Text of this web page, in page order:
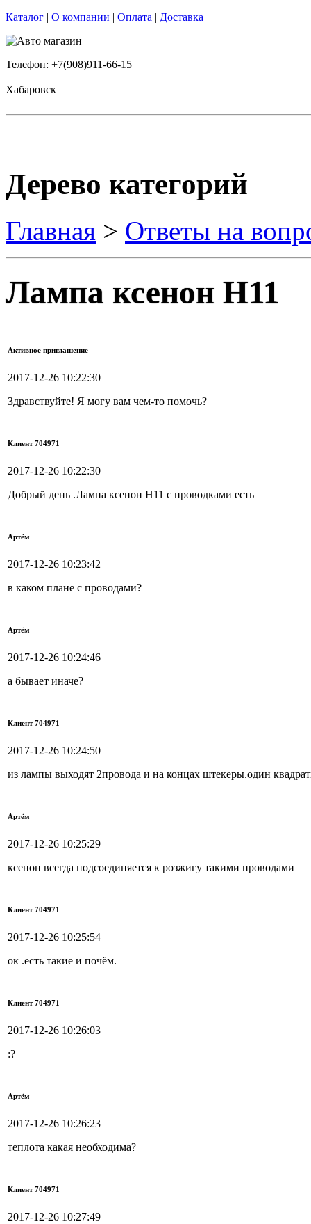
Каталог | О компании | Оплата | Доставка
Телефон: +7(908)911-66-15
Хабаровск
Дерево категорий
Главная > Ответы на
Лампа ксенон Н11
Активное приглашение
2017-12-26 10:22:30
Здравствуйте! Я могу вам чем-то помочь?
Клиент 704971
2017-12-26 10:22:30
Добрый день .Лампа ксенон Н11 с проводками есть
Артём
2017-12-26 10:23:42
в каком плане с проводами?
Артём
2017-12-26 10:24:46
а бывает иначе?
Клиент 704971
2017-12-26 10:24:50
из лампы выходят 2провода и на концах штекеры.один
Артём
2017-12-26 10:25:29
ксенон всегда подсоединяется к розжигу такими проводами
Клиент 704971
2017-12-26 10:25:54
ок .есть такие и почём.
Клиент 704971
2017-12-26 10:26:03
:?
Артём
2017-12-26 10:26:23
теплота какая необходима?
Клиент 704971
2017-12-26 10:27:49